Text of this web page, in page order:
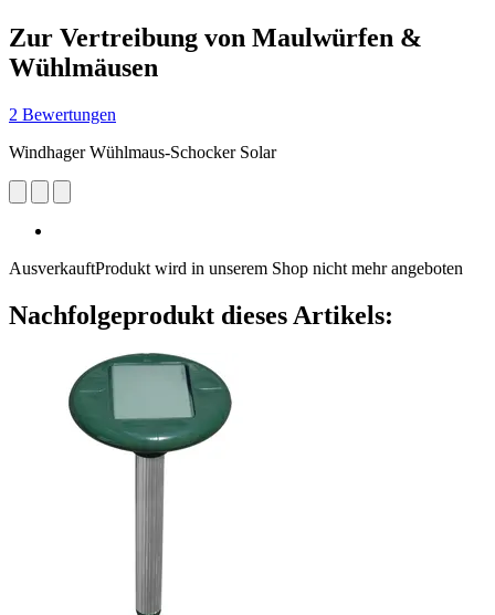
Zur Vertreibung von Maulwürfen &
Wühlmäusen
2 Bewertungen
Windhager Wühlmaus-Schocker Solar
AusverkauftProdukt wird in unserem Shop nicht mehr angeboten
Nachfolgeprodukt dieses Artikels: